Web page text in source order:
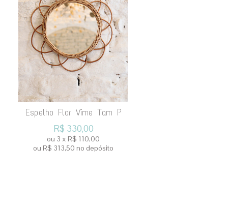
Espelho Flor Vime Tam P
R$ 330,00
ou 3 x R$ 110,00
ou R$ 313,50 no depósito